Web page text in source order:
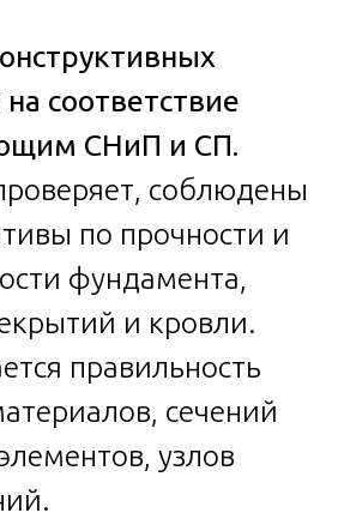
соответствие
СНиП и СП.
соблюдены
по прочности и
фундамента,
и кровли.
правильность
сечений
узлов